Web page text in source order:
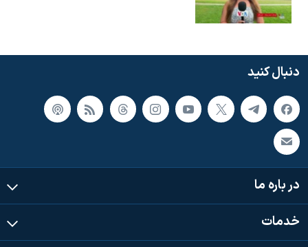
دنبال کنید
در باره ما
خدمات